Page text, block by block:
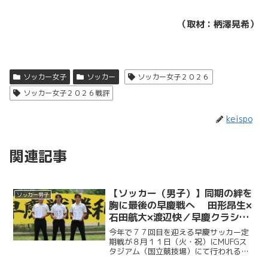
（取材：柄澤晃希）
ソッカー女子 ソッカー
ソッカー女子２０２６
ソッカー女子２０２６戦評
keispo
関連記事
ソッカー男子
【ソッカー（男子）】同期の絆を
胸に最後の早慶戦へ 田形昂生×
石田航大×渡辺快／早慶クラシコ
２０２６直前企画第６弾
今年で７７回目を迎える早慶サッカー定
期戦が８月１１日（火・祝）にMUFGス
タジアム（国立競技場）にて行われる。